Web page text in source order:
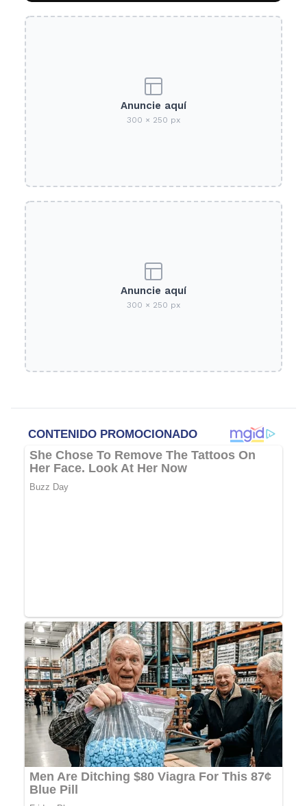
Anuncie aquí
300 × 250 px
Anuncie aquí
300 × 250 px